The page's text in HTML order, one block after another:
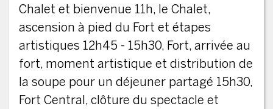
Chalet et bienvenue 11h, le Chalet,
ascension à pied du Fort et étapes
artistiques 12h45 - 15h30, Fort, arrivée au
fort, moment artistique et distribution de
la soupe pour un déjeuner partagé 15h30,
Fort Central, clôture du spectacle et